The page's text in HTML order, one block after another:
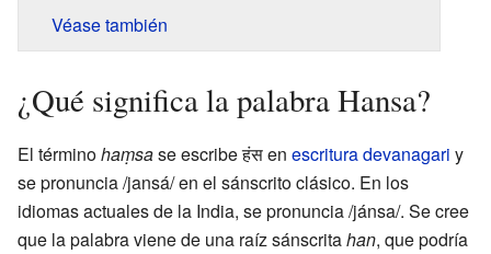
Véase también
¿Qué significa la palabra Hansa?
El términohaṃsase escribe हंस en escritura devanagari y
se pronuncia /jansá/ en el sánscrito clásico. En los
idiomas actuales de la India, se pronuncia /jánsa/. Se cree
que la palabra viene de una raíz sánscritahan, que podría